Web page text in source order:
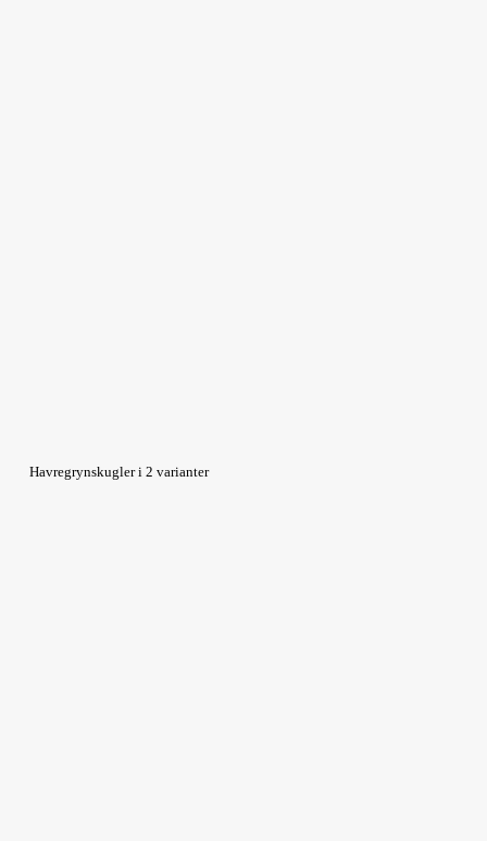
Havregrynskugler i 2 varianter